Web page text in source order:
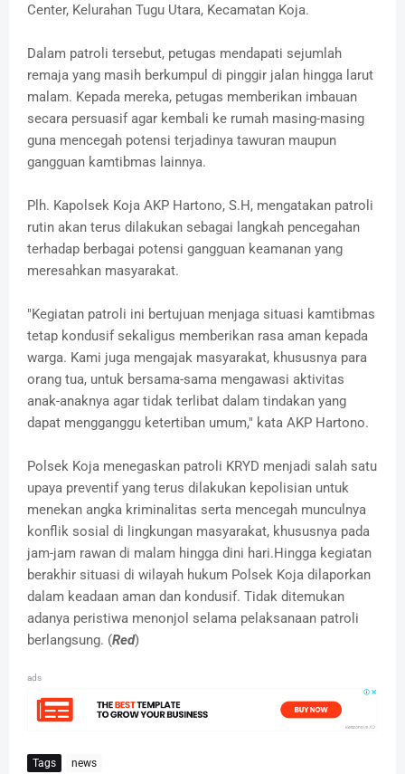
Center, Kelurahan Tugu Utara, Kecamatan Koja.
Dalam patroli tersebut, petugas mendapati sejumlah
remaja yang masih berkumpul di pinggir jalan hingga larut
malam. Kepada mereka, petugas memberikan imbauan
secara persuasif agar kembali ke rumah masing-masing
guna mencegah potensi terjadinya tawuran maupun
gangguan kamtibmas lainnya.
Plh. Kapolsek Koja AKP Hartono, S.H, mengatakan patroli
rutin akan terus dilakukan sebagai langkah pencegahan
terhadap berbagai potensi gangguan keamanan yang
meresahkan masyarakat.
"Kegiatan patroli ini bertujuan menjaga situasi kamtibmas
tetap kondusif sekaligus memberikan rasa aman kepada
warga. Kami juga mengajak masyarakat, khususnya para
orang tua, untuk bersama-sama mengawasi aktivitas
anak-anaknya agar tidak terlibat dalam tindakan yang
dapat mengganggu ketertiban umum," kata AKP Hartono.
Polsek Koja menegaskan patroli KRYD menjadi salah satu
upaya preventif yang terus dilakukan kepolisian untuk
menekan angka kriminalitas serta mencegah munculnya
konflik sosial di lingkungan masyarakat, khususnya pada
jam-jam rawan di malam hingga dini hari.Hingga kegiatan
berakhir situasi di wilayah hukum Polsek Koja dilaporkan
dalam keadaan aman dan kondusif. Tidak ditemukan
adanya peristiwa menonjol selama pelaksanaan patroli
berlangsung. (Red)
ads
Tags news